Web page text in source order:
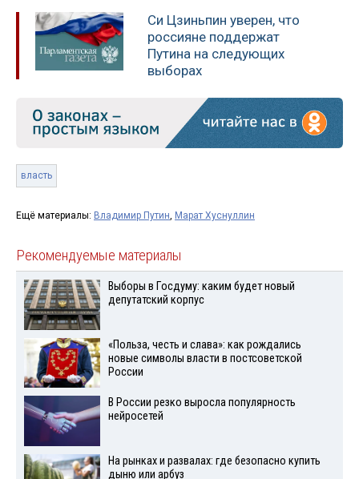
Си Цзиньпин уверен, что
россияне поддержат
Путина на следующих
выборах
власть
Ещё материалы: Владимир Путин, Марат Хуснуллин
Рекомендуемые материалы
Выборы в Госдуму: каким будет новый
депутатский корпус
«Польза, честь и слава»: как рождались
новые символы власти в постсоветской
России
В России резко выросла популярность
нейросетей
На рынках и развалах: где безопасно купить
дыню или арбуз